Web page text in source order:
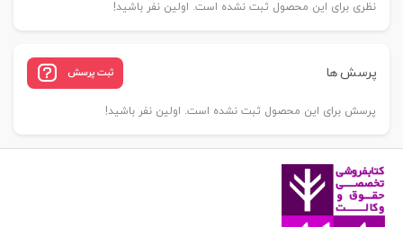
نظری برای این محصول ثبت نشده است. اولین نفر باشید!
پرسش ها ثبت پرسش
پرسش برای این محصول ثبت نشده است. اولین نفر باشید!